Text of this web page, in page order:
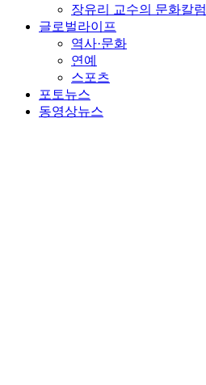
장유리 교수의 문화칼럼
글로벌라이프
역사·문화
연예
스포츠
포토뉴스
동영상뉴스